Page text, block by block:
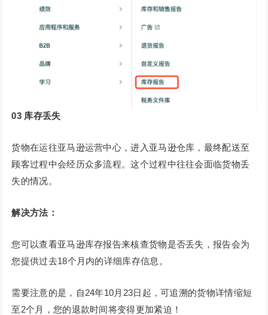
03 库存丢失
货物在运往亚马逊运营中心，进入亚马逊仓库，最终配送至
顾客过程中会经历众多流程。这个过程中往往会面临货物丢
失的情况。
解决方法：
您可以查看亚马逊库存报告来核查货物是否丢失，报告会为
您提供过去18个月内的详细库存信息。
需要注意的是，自24年10月23日起，可追溯的货物详情缩短
至2个月，您的退款时间将变得更加紧迫！